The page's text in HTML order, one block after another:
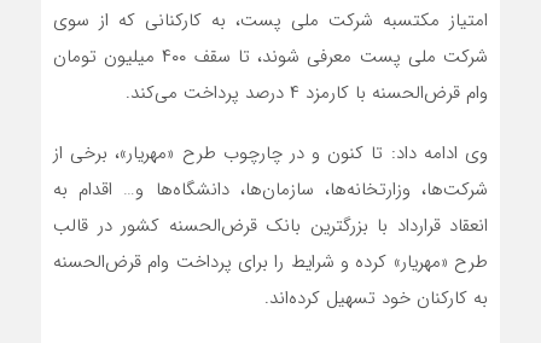
امتیاز مکتسبه شرکت ملی پست، به کارکنانی که از سوی
شرکت ملی پست معرفی شوند، تا سقف ۴۰۰ میلیون تومان
وام قرض‌الحسنه با کارمزد ۴ درصد پرداخت می‌کند.
وی ادامه داد: تا کنون و در چارچوب طرح «مهریار»، برخی از
شرکت‌ها، وزارتخانه‌ها، سازمان‌ها، دانشگاه‌ها و… اقدام به
انعقاد قرارداد با بزرگترین بانک قرض‌الحسنه کشور در قالب
طرح «مهریار» کرده‌ و شرایط را برای پرداخت وام قرض‌الحسنه
به کارکنان خود تسهیل کرده‌اند.